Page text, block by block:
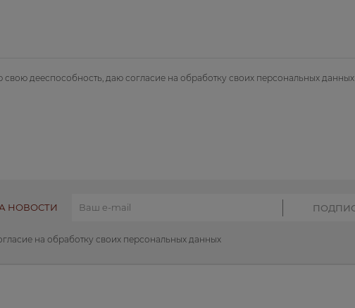
свою дееспособность, даю согласие на обработку своих персональных данных
НОВОСТИ
на обработку своих персональных данных